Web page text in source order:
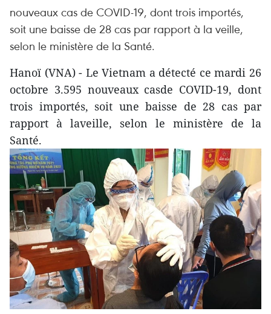
nouveaux cas de COVID-19, dont trois importés,
soit une baisse de 28 cas par rapport à la veille,
selon le ministère de la Santé.
Hanoï (VNA) - Le Vietnam a détecté ce mardi 26
octobre 3.595 nouveaux casde COVID-19, dont
trois importés, soit une baisse de 28 cas par
rapport à laveille, selon le ministère de la
Santé.